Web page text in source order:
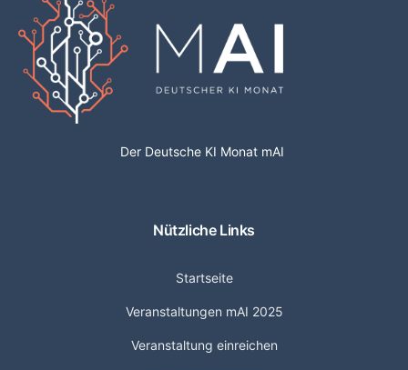
Der Deutsche KI Monat mAI
Nützliche Links
Startseite
Veranstaltungen mAI 2025
Veranstaltung einreichen